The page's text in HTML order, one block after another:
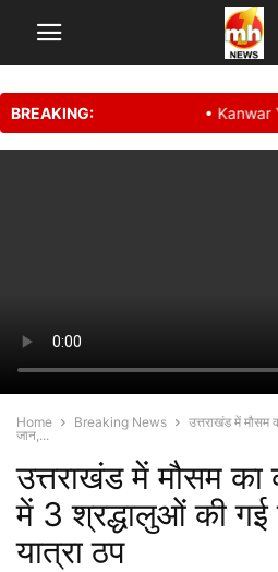
BREAKING: • Kanwar
Home Breaking News
उत्तराखंड में मौसम
जान,...
उत्तराखंड में मौसम
में 3 श्रद्धालुओं की गई
यात्रा ठप